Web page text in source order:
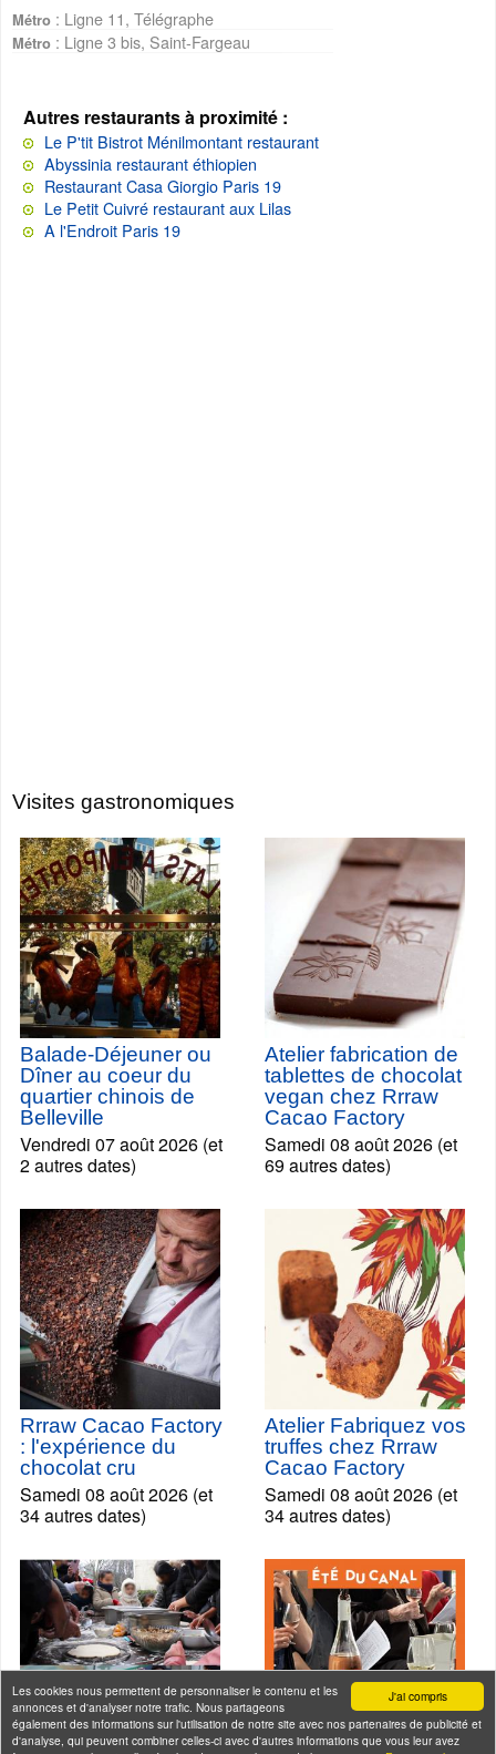
J'ai compris
Les cookies nous permettent de personnaliser le contenu et les
annonces et d'analyser notre trafic. Nous partageons
également des informations sur l'utilisation de notre site avec nos partenaires de publicité et
d'analyse, qui peuvent combiner celles-ci avec d'autres informations que vous leur avez
Métro : Ligne 11, Télégraphe
Métro : Ligne 3 bis, Saint-Fargeau
Autres restaurants à proximité :
Le P'tit Bistrot Ménilmontant restaurant
Abyssinia restaurant éthiopien
Restaurant Casa Giorgio Paris 19
Le Petit Cuivré restaurant aux Lilas
A l'Endroit Paris 19
Visites gastronomiques
Balade-Déjeuner ou
Dîner au coeur du
quartier chinois de
Belleville
Vendredi 07 août 2026 (et
2 autres dates)
Atelier fabrication de
tablettes de chocolat
vegan chez Rrraw
Cacao Factory
Samedi 08 août 2026 (et
69 autres dates)
Rrraw Cacao Factory
: l'expérience du
chocolat cru
Samedi 08 août 2026 (et
34 autres dates)
Atelier Fabriquez vos
truffes chez Rrraw
Cacao Factory
Samedi 08 août 2026 (et
34 autres dates)